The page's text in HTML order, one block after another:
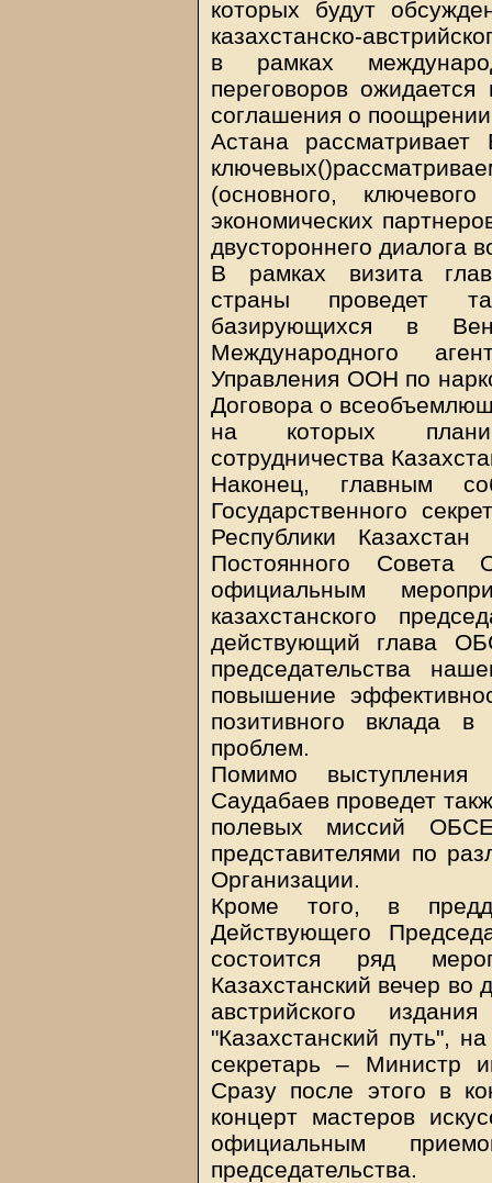
которых будут
казахстанско-
в рамках
переговоров ожидается
соглашения о
Астана
(основного,
экономических
двустороннего диалога
В рамках визита
страны проведет
базирующихся в
Международного
Управления ООН по
Договора о
на которых
сотрудничества
Наконец, главным
Государственного
Республики
Постоянного Совета
официальным
казахстанского
действующий глава
председательства
повышение
позитивного вклада
проблем.
Помимо
Саудабаев проведет
полевых миссий
представителями по
Организации.
Кроме того, в
Действующего
состоится ряд
Казахстанский вечер во
австрийского
"Казахстанский путь",
секретарь – Министр
Сразу после этого в
концерт мастеров
официальным
председательства.